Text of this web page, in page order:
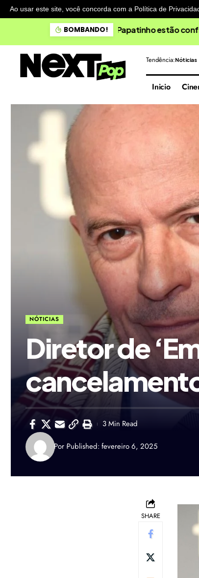
Ao usar este site, você concorda com a Política de
BOMBANDO! Doce Maravilha
Tendência:Nóticias
Inicio
NÓTICIAS
Diretor de
Por Published: fevereiro 6, 2025
3 Min Read
SHARE